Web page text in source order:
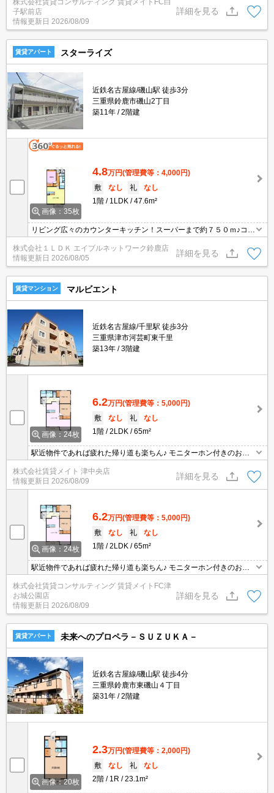
てください♪
株式会社賃貸コンサルティング 賃貸メイトFC白
子駅前店
情報更新日 2026/08/09
詳細を見る
賃貸アパート スターライズ
近鉄名古屋線/磯山駅 徒歩3分
三重県鈴鹿市磯山2丁目
築11年
2階建
画像：35枚
4.8万円(管理費等：4,000円)
敷
なし 礼
なし
1階
1LDK 47.6m²
リビング広々のカウンターキッチン！スーパーまで約７５０ｍ♪コン
ビニまで約１３０ｍ
株式会社１ＬＤＫ エイブルネットワーク鈴鹿店
情報更新日 2026/08/05
詳細を見る
賃貸マンション マルビエント
近鉄名古屋線/千里駅 徒歩3分
三重県津市河芸町東千里
築13年
3階建
画像：24枚
6.2万円(管理費等：5,000円)
敷
なし 礼
なし
1階
2LDK 65m²
駅近物件であれば疲れた帰り道も楽ちん♪ モニターホン付きのお部
屋です。お部屋から訪問者を確認できるのでセキュリティ面はもち
ろん知らない人やセールスに対応する必要もありません。
株式会社賃貸メイト 津中央店
情報更新日 2026/08/09
詳細を見る
画像：24枚
6.2万円(管理費等：5,000円)
敷
なし 礼
なし
1階
2LDK 65m²
駅近物件であれば疲れた帰り道も楽ちん♪ モニターホン付きのお部
屋です。お部屋から訪問者を確認できるのでセキュリティ面はもち
ろん知らない人やセールスに対応する必要もありません。
株式会社賃貸コンサルティング 賃貸メイトFC津
お城公園店
情報更新日 2026/08/09
詳細を見る
賃貸アパート 未来へのプロペラ－ＳＵＺＵＫＡ－
近鉄名古屋線/磯山駅 徒歩4分
三重県鈴鹿市東磯山４丁目
築31年
2階建
画像：20枚
2.3万円(管理費等：2,000円)
敷
なし 礼
なし
2階
1R 23.1m²